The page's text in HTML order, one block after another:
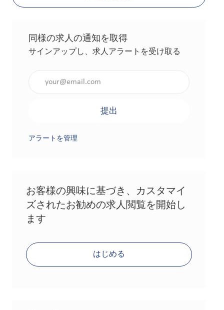
同様の求人の通知を取得
サインアップし、求人アラートを受け取る
提出
アラートを管理
お客様の興味に基づき、カスタマイ
ズされたお勧めの求人閲覧を開始し
ます
はじめる